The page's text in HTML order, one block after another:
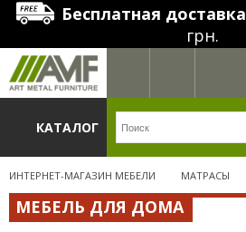
Бесплатная доставка
грн.
КАТАЛОГ
ИНТЕРНЕТ-МАГАЗИН МЕБЕЛИ МАТРАСЫ
МЕБЕЛЬ ДЛЯ ДОМА